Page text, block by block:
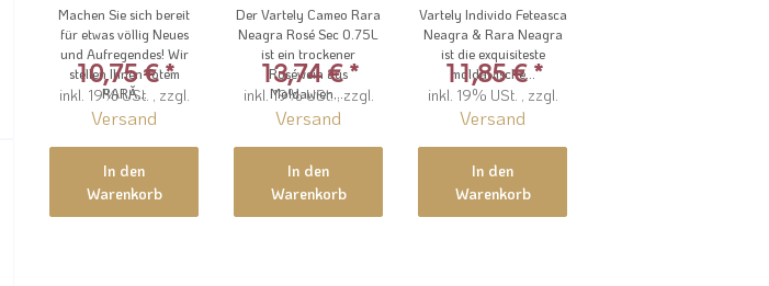
Château Vartely
Machen Sie sich bereit
für etwas völlig Neues
und Aufregendes! Wir
stellen Ihnen Totem
RARĂ...
10,75 €*
inkl. 19% USt. , zzgl.
Versand
In den
Warenkorb
von Chateau
Vartely
Der Vartely Cameo Rara
Neagra Rosé Sec 0.75L
ist ein trockener
Roséwein aus
Moldawien,...
13,74 €*
inkl. 19% USt. , zzgl.
Versand
In den
Warenkorb
Rotwein...
Vartely Individo Feteasca
Neagra & Rara Neagra
ist die exquisiteste
moldawische...
11,85 €*
inkl. 19% USt. , zzgl.
Versand
In den
Warenkorb